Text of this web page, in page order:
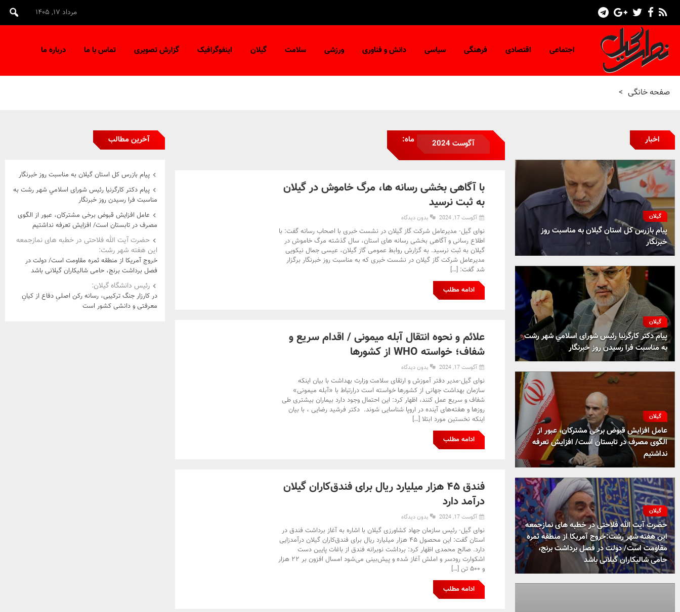
مرداد ۱۷, ۱۴۰۵
اجتماعی اقتصادی فرهنگی سیاسی دانش و فناوری ورزشی سلامت گیلان اینفوگرافیک گزارش تصویری تماس با ما درباره ما
صفحه خانگی >
اخبار
گیلان
پیام بازرس کل استان گیلان به مناسبت روز
خبرنگار
گیلان
پیام دکتر کارگرنیا رئیس شورای اسلامي شهر رشت
به مناسبت فرا رسیدن روز خبرنگار
گیلان
عامل افزایش قبوض برخی مشترکان، عبور از
الگوی مصرف در تابستان است/ افزایش تعرفه
نداشتیم
گیلان
حضرت آیت الله فلاحتی در خطبه های نمازجمعه
این هفته شهر رشت:خروج آمریکا از منطقه ثمره
مقاومت است/ دولت در فصل برداشت برنج،
حامی شالیکاران گیلانی باشد
ماه: آگوست 2024
با آگاهی بخشی رسانه ها، مرگ خاموش در گیلان
به ثبت نرسید
آگوست 17, 2024 بدون دیدگاه
نوای گیل- مدیرعامل شرکت گاز گیلان در نشست خبری با اصحاب رسانه گفت: با
اطلاع رسانی و آگاهی بخشی رسانه های استان، سال گذشته مرگ خاموش در
گیلان به ثبت نرسید. به گزارش روابط عمومی گاز گیلان، عیسی جمال نیکویی
مدیرعامل شرکت گاز گیلان در نشست خبری که به مناسبت روز خبرنگار برگزار
شد گفت: […]
ادامه مطلب
علائم و نحوه انتقال آبله میمونی / اقدام سریع و
شفاف؛ خواسته WHO از کشورها
آگوست 17, 2024 بدون دیدگاه
نوای گیل-مدیر دفتر آموزش و ارتقای سلامت وزارت بهداشت با بیان اینکه
سازمان بهداشت جهانی از کشورها خواسته است درارتباط با «آبله میمونی»
شفاف و سریع عمل‌ کنند، اظهار کرد: این احتمال وجود دارد بیماران بیشتری طی
روزها و هفته‌های آینده در اروپا شناسایی شوند. دکتر فرشید رضایی ، با بیان
اینکه نخستین مورد ابتلا […]
ادامه مطلب
فندق ۴۵ هزار میلیارد ریال برای فندق‌کاران گیلان
درآمد دارد
آگوست 17, 2024 بدون دیدگاه
نوای گیل- رئیس سازمان جهاد کشاورزی گیلان با اشاره به آغاز برداشت فندق در
استان گفت: این محصول ۴۵ هزار میلیارد ریال برای فندق‌کاران گیلان درآمدزایی
دارد. صالح محمدی اظهار کرد: برداشت نوبرانه فندق از باغات پایین دست
اشکوارت رودسر و املش آغاز شده و پیش‌بینی می‌شود امسال افزون بر ۲۲ هزار
و ۵۰۰ تن […]
ادامه مطلب
آخرین مطالب
پیام بازرس کل استان گیلان به مناسبت روز خبرنگار
پیام دکتر کارگرنیا رئیس شورای اسلامي شهر رشت به
مناسبت فرا رسیدن روز خبرنگار
عامل افزایش قبوض برخی مشترکان، عبور از الگوی
مصرف در تابستان است/ افزایش تعرفه نداشتیم
حضرت آیت الله فلاحتی در خطبه های نمازجمعه
این هفته شهر رشت:
خروج آمریکا از منطقه ثمره مقاومت است/ دولت در
فصل برداشت برنج، حامی شالیکاران گیلانی باشد
رئیس دانشگاه گیلان:
در کارزار جنگ ترکیبی، رسانه رکن اصلیِ دفاع از کیانِ
معرفتی و دانشی کشور است